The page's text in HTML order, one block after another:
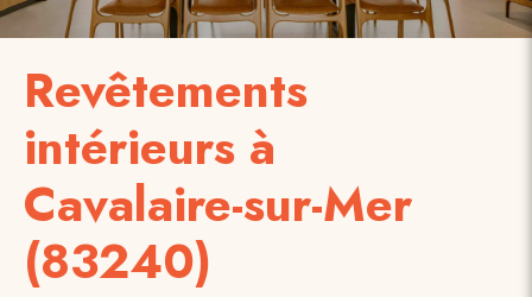
Revêtements
intérieurs à
Cavalaire-sur-Mer
(83240)